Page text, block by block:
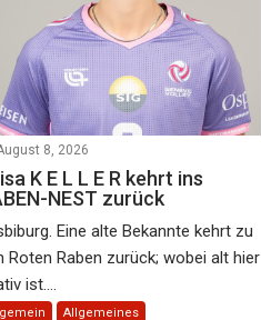
8, 2026
K E L L E R kehrt ins
NEST zurück
Eine alte Bekannte kehrt zu
Roten Raben zurück; wobei alt hier
ist....
Allgemeines